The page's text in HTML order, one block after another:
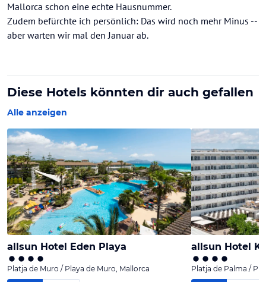
Mallorca schon eine echte Hausnummer.
Zudem befürchte ich persönlich: Das wird noch mehr Minus --
aber warten wir mal den Januar ab.